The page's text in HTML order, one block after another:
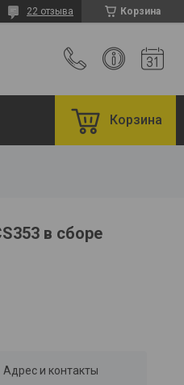
Корзина
22 отзыва
Корзина
в сборе
Адрес и контакты